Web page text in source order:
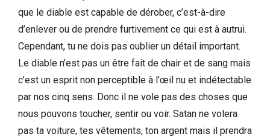
que le diable est capable de dérober, c’est-à-dire
d’enlever ou de prendre furtivement ce qui est à autrui.
Cependant, tu ne dois pas oublier un détail important.
Le diable n’est pas un être fait de chair et de sang mais
c’est un esprit non perceptible à l’œil nu et indétectable
par nos cinq sens. Donc il ne vole pas des choses que
nous pouvons toucher, sentir ou voir. Satan ne volera
pas ta voiture, tes vêtements, ton argent mais il prendra